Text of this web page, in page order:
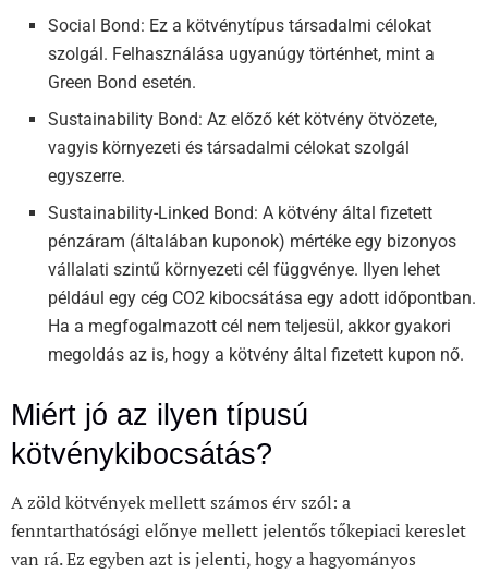
Social Bond: Ez a kötvénytípus társadalmi célokat
szolgál. Felhasználása ugyanúgy történhet, mint a
Green Bond esetén.
Sustainability Bond: Az előző két kötvény ötvözete,
vagyis környezeti és társadalmi célokat szolgál
egyszerre.
Sustainability-Linked Bond: A kötvény által fizetett
pénzáram (általában kuponok) mértéke egy bizonyos
vállalati szintű környezeti cél függvénye. Ilyen lehet
például egy cég CO2 kibocsátása egy adott időpontban.
Ha a megfogalmazott cél nem teljesül, akkor gyakori
megoldás az is, hogy a kötvény által fizetett kupon nő.
Miért jó az ilyen típusú
kötvénykibocsátás?
A zöld kötvények mellett számos érv szól: a
fenntarthatósági előnye mellett jelentős tőkepiaci kereslet
van rá. Ez egyben azt is jelenti, hogy a hagyományos